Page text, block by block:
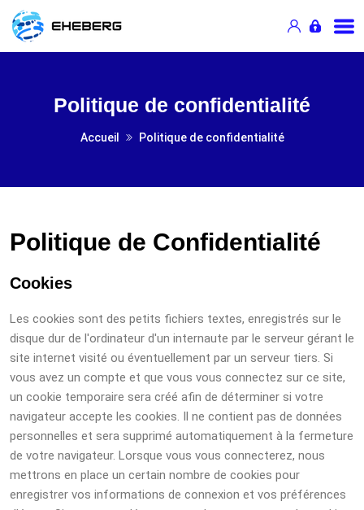
Politique de confidentialité
Accueil Politique de confidentialité
Politique de Confidentialité
Cookies
Les cookies sont des petits fichiers textes, enregistrés sur le
disque dur de l'ordinateur d'un internaute par le serveur gérant le
site internet visité ou éventuellement par un serveur tiers. Si
vous avez un compte et que vous vous connectez sur ce site,
un cookie temporaire sera créé afin de déterminer si votre
navigateur accepte les cookies. Il ne contient pas de données
personnelles et sera supprimé automatiquement à la fermeture
de votre navigateur. Lorsque vous vous connecterez, nous
mettrons en place un certain nombre de cookies pour
enregistrer vos informations de connexion et vos préférences